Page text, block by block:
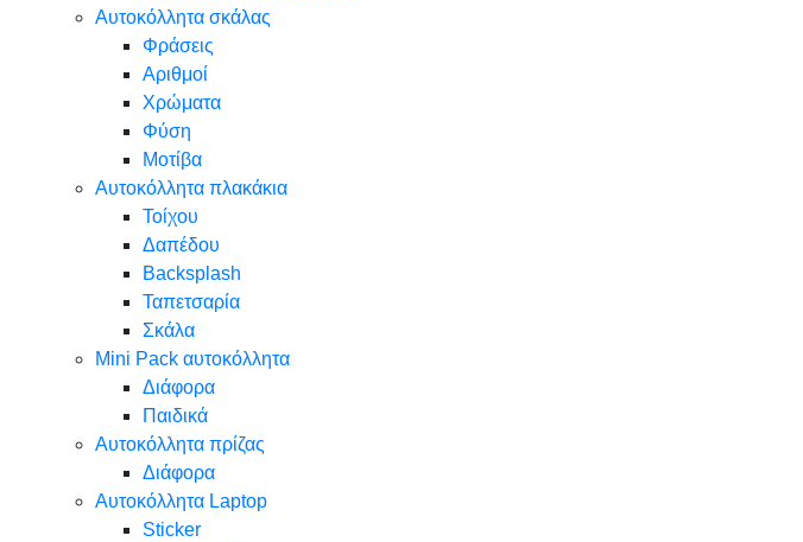
Αυτοκόλλητα σκάλας
Φράσεις
Αριθμοί
Χρώματα
Φύση
Μοτίβα
Αυτοκόλλητα πλακάκια
Τοίχου
Δαπέδου
Backsplash
Ταπετσαρία
Σκάλα
Mini Pack αυτοκόλλητα
Διάφορα
Παιδικά
Αυτοκόλλητα πρίζας
Διάφορα
Αυτοκόλλητα Laptop
Sticker